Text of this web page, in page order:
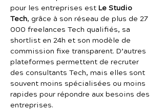
pour les entreprises est Le Studio
Tech, grâce à son réseau de plus de 27
000 freelances Tech qualifiés, sa
shortlist en 24h et son modèle de
commission fixe transparent. D’autres
plateformes permettent de recruter
des consultants Tech, mais elles sont
souvent moins spécialisées ou moins
rapides pour répondre aux besoins des
entreprises.